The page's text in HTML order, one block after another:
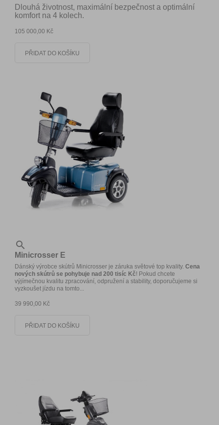
Dlouhá životnost, maximální bezpečnost a optimální
komfort na 4 kolech.
105 000,00 Kč
PŘIDAT DO KOŠÍKU

Minicrosser E
Dánský výrobce skútrů Minicrosser je záruka světové top kvality. Cena
nových skútrů se pohybuje nad 200 tisíc Kč! Pokud chcete
výjímečnou kvalitu zpracování, odpružení a stability, doporučujeme si
vyzkoušet jízdu na tomto...
39 990,00 Kč
PŘIDAT DO KOŠÍKU